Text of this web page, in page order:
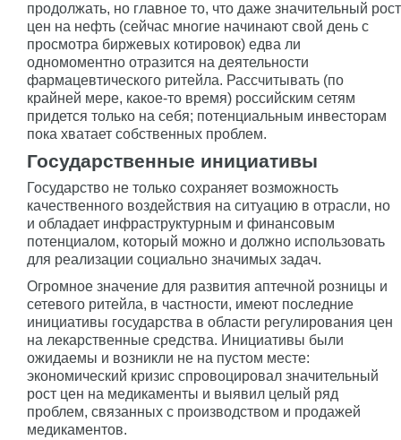
продолжать, но главное то, что даже значительный рост
цен на нефть (сейчас многие начинают свой день с
просмотра биржевых котировок) едва ли
одномоментно отразится на деятельности
фармацевтического ритейла. Рассчитывать (по
крайней мере, какое-то время) российским сетям
придется только на себя; потенциальным инвесторам
пока хватает собственных проблем.
Государственные инициативы
Государство не только сохраняет возможность
качественного воздействия на ситуацию в отрасли, но
и обладает инфраструктурным и финансовым
потенциалом, который можно и должно использовать
для реализации социально значимых задач.
Огромное значение для развития аптечной розницы и
сетевого ритейла, в частности, имеют последние
инициативы государства в области регулирования цен
на лекарственные средства. Инициативы были
ожидаемы и возникли не на пустом месте:
экономический кризис спровоцировал значительный
рост цен на медикаменты и выявил целый ряд
проблем, связанных с производством и продажей
медикаментов.